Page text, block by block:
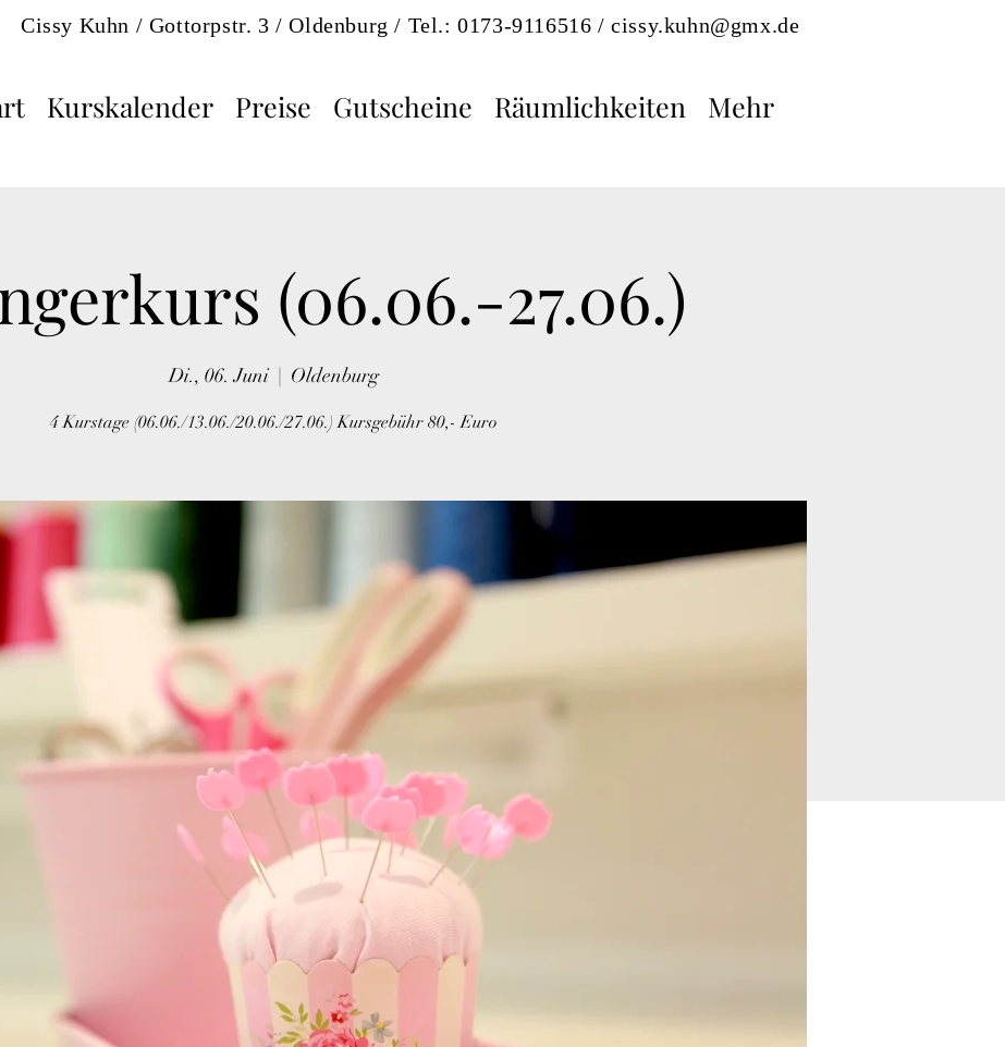
Kurskalender Preise Gutscheine Räumlichkeiten Mehr
Cissy Kuhn / Gottorpstr. 3 / Oldenburg / Tel.: 0173-9116516 /cissy.kuhn@gmx.de
(06.06.-27.06.)
Di., 06. Juni
  |
Oldenburg
4 Kurstage (06.06./13.06./20.06./27.06.) Kursgebühr 80,- Euro